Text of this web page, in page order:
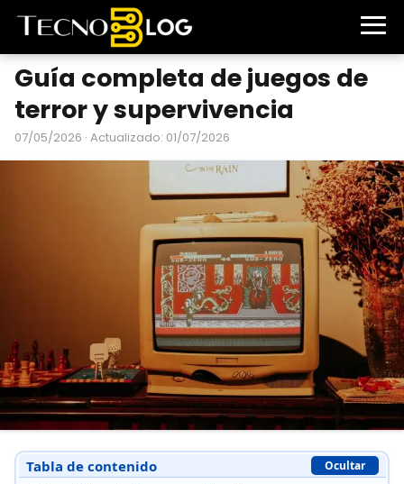
Guía completa de juegos de
terror y supervivencia
07/05/2026 · Actualizado: 01/07/2026
Tabla de contenido Ocultar